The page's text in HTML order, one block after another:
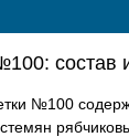
состав
№100